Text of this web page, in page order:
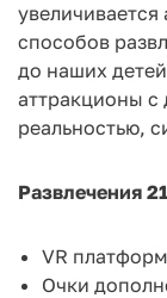
способов
до наших
аттракционы с
реальностью,
Развлечения
VR
Очки